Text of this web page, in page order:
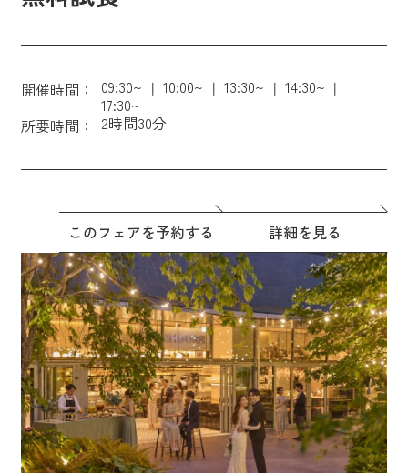
開催時間： 09:30~ 10:00~ 13:30~
14:30~
17:30~
所要時間：
2時間30分
このフェアを予約する 詳細を見る